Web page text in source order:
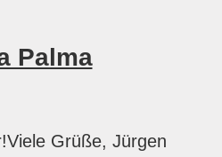
Palma
Grüße, Jürgen